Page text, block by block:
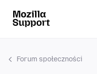
Forum społeczności